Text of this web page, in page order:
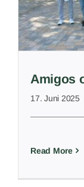
Amigos
17. Juni 2025
Read More